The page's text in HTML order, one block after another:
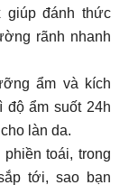
giúp đánh thức
rãnh nhanh
ẩm và kích
độ ẩm suốt 24h
làn da.
toái, trong
tới, sao bạn